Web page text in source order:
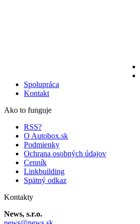
Spolupráca
Kontakt
Ako to funguje
RSS?
O Autobox.sk
Podmienky
Ochrana osobných údajov
Cenník
Linkbuilding
Spätný odkaz
Kontakty
News, s.r.o.